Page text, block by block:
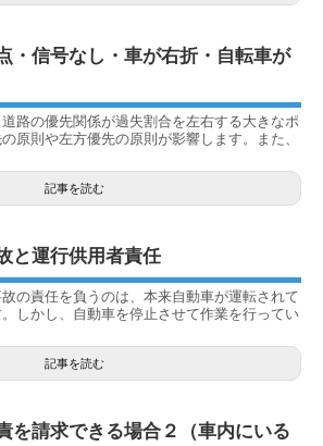
・信号なし・車が右折・自転車が
路の優先関係が過失割合を左右する大きなポ
原則や左方優先の原則が影響します。また、
記事を読む
と運行供用者責任
の責任を負うのは、本来自動車が運転されて
しかし、自動車を停止させて作業を行ってい
記事を読む
を請求できる場合２（車内にいる